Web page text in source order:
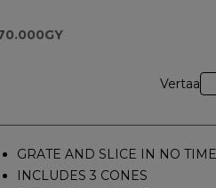
Vertaa
GRATE AND SLICE IN NO TIME
INCLUDES 3 CONES